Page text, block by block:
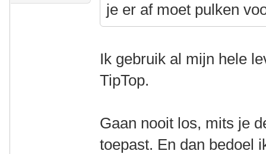
je er af moet pulken
Ik gebruik al mijn hele
TipTop.
Gaan nooit los, mits je
toepast. En dan bedoel